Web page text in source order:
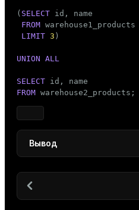
  4 | Desk lamp
(3 rows)
( SELECT id, name
FROM warehouse1_products
LIMIT 3 )
UNION ALL
SELECT
FROM warehouse2_products;
Вывод
id |       name
----+-------------------